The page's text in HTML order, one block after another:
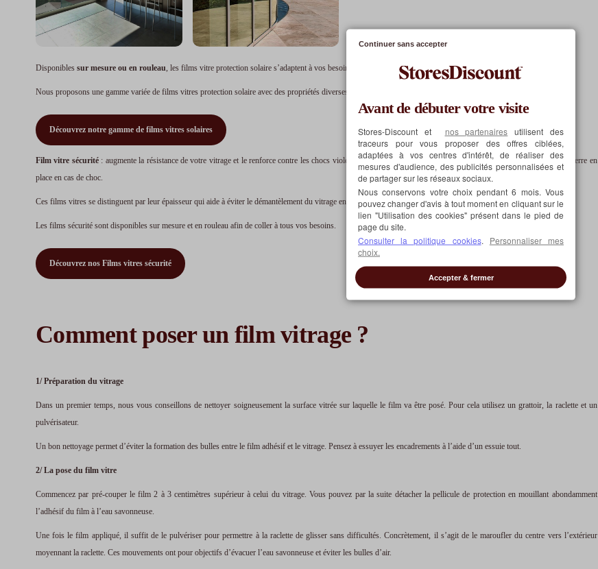
Disponibles sur mesure ou en rouleau, les films vitre protection solaire s’adaptent à vos besoins.
Nous proposons une gamme variée de films vitres protection solaire avec des propriétés diverses pour répondre à des problématiques précises.
Découvrez notre gamme de films vitres solaires
Film vitre sécurité: augmente la résistance de votre vitrage et le renforce contre les chocs violents. Il augmente ainsi la sécurité de vos pièces tout en maintenant le verre en
place en cas de choc.
Ces films vitres se distinguent par leur épaisseur qui aide à éviter le démantèlement du vitrage en cas de choc.
Les films sécurité sont disponibles sur mesure et en rouleau afin de coller à tous vos besoins.
Découvrez nos Films vitres sécurité
Comment poser un film vitrage ?
1/ Préparation du vitrage
Dans un premier temps, nous vous conseillons de nettoyer soigneusement la surface vitrée sur laquelle le film va être posé. Pour cela utilisez un grattoir, la raclette et un
pulvérisateur.
Un bon nettoyage permet d’éviter la formation des bulles entre le film adhésif et le vitrage. Pensez à essuyer les encadrements à l’aide d’un essuie tout.
2/ La pose du film vitre
Commencez par pré-couper le film 2 à 3 centimètres supérieur à celui du vitrage. Vous pouvez par la suite détacher la pellicule de protection en mouillant abondamment
l’adhésif du film à l’eau savonneuse.
Une fois le film appliqué, il suffit de le pulvériser pour permettre à la raclette de glisser sans difficultés. Concrètement, il s’agit de le maroufler du centre vers l’extérieur
moyennant la raclette. Ces mouvements ont pour objectifs d’évacuer l’eau savonneuse et éviter les bulles d’air.
Avant de débuter votre visite
Stores-Discount et nos partenaires utilisent des
traceurs pour vous proposer des offres ciblées,
adaptées à vos centres d'intérêt, de réaliser des
mesures d'audience, des publicités personnalisées et
de partager sur les réseaux sociaux.
Nous conservons votre choix pendant 6 mois. Vous
pouvez changer d'avis à tout moment en cliquant sur le
lien "Utilisation des cookies" présent dans le pied de
page du site.
Consulter la politique cookies. Personnaliser mes
choix.
Accepter & fermer
Continuer sans accepter